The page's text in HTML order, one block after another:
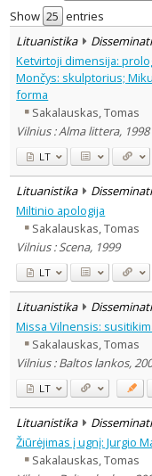
Document Type:
Books & books parts 5
Subject area
History 2
Arts 3
Theatrology
Historical periods
Lithuanian place names
Subject
Journal
Show
entries
Lituanistika
Ketvirtoji dimensija:
Mončys: skulptorius;
forma
Sakalauskas, Tomas
Vilnius : Alma littera, 1998
LT
Lituanistika
Miltinio apologija
Sakalauskas, Tomas
Vilnius : Scena, 1999
LT
Lituanistika
Missa Vilnensis:
Sakalauskas, Tomas
Vilnius : Baltos lankos,
LT
Lituanistika
Žiūrėjimas į ugnį: Jurgio
Sakalauskas, Tomas